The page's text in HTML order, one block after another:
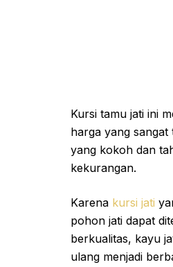
Kursi tamu jati ini
harga yang sangat
yang kokoh dan
kekurangan.
Karena kursi jati
pohon jati dapat
berkualitas, kayu
ulang menjadi